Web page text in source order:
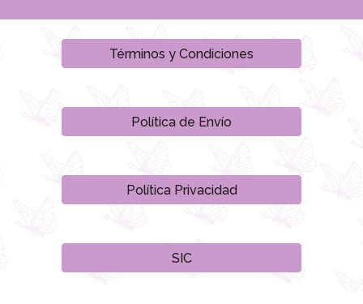
Términos y Condiciones
Política de Envío
Política Privacidad
SIC